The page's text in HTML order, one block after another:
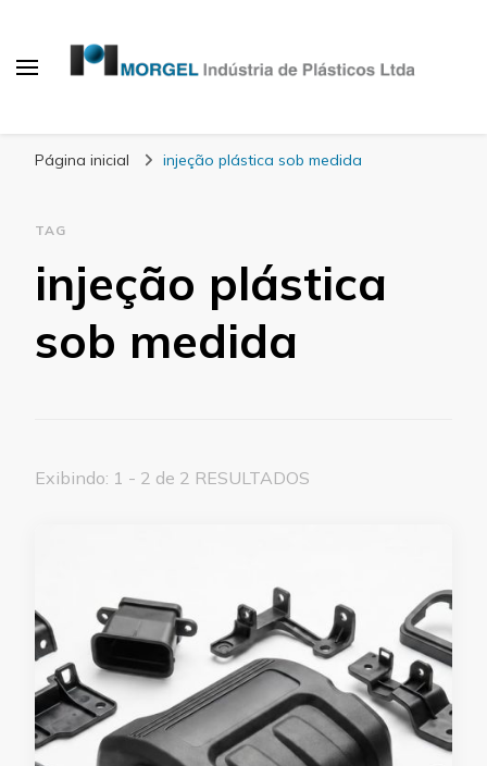
Página inicial injeção plástica sob medida
TAG
injeção plástica
sob medida
Exibindo: 1 - 2 de 2 RESULTADOS